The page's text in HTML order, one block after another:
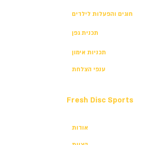
חוגים והפעלות לילדים
תכנית גפן
תכניות אימון
ענפי הצלחת
Fresh Disc Sports
אודות